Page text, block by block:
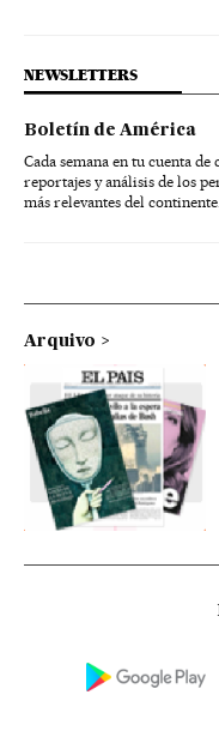
NEWSLETTERS
Boletín de América
Cada semana en tu cuenta
reportajes y análisis de los
más relevantes del continente.
Arquivo